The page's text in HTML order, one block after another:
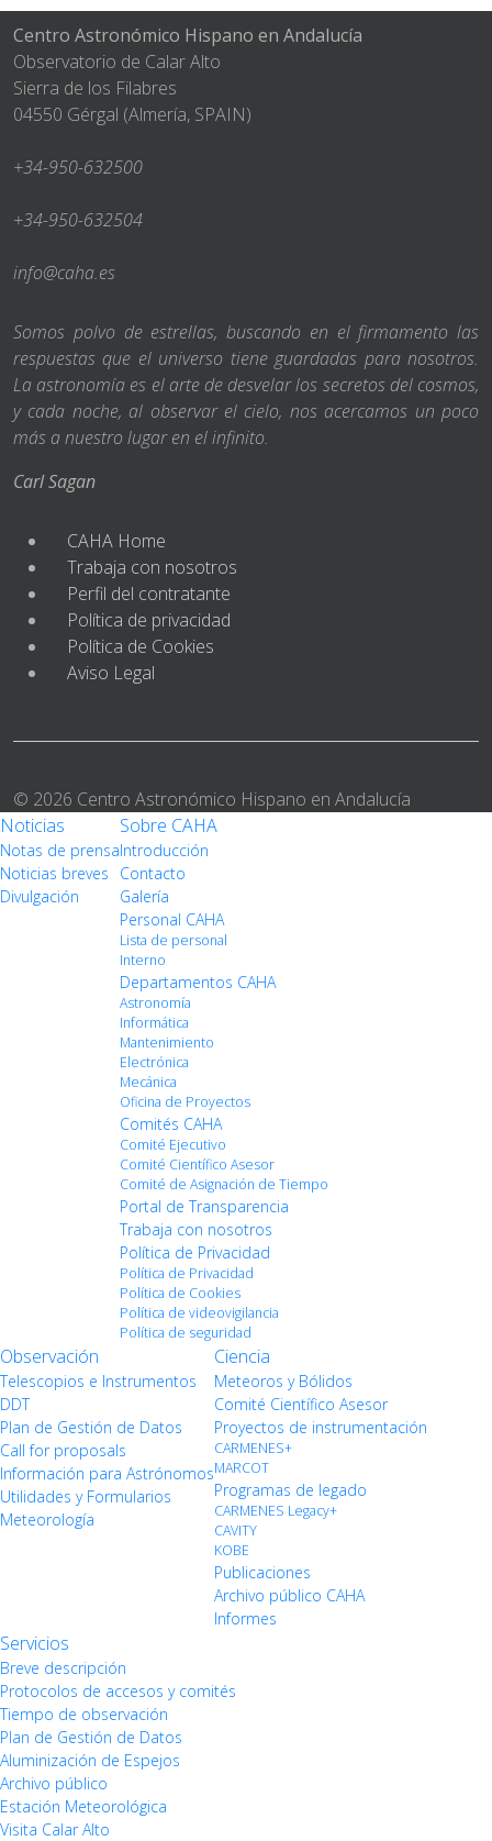
Centro Astronómico Hispano en Andalucía
Observatorio de Calar Alto
Sierra de los Filabres
04550 Gérgal (Almería, SPAIN)
+34-950-632500
+34-950-632504
info@caha.es
Somos polvo de estrellas, buscando en el firmamento las
respuestas que el universo tiene guardadas para nosotros.
La astronomía es el arte de desvelar los secretos del cosmos,
y cada noche, al observar el cielo, nos acercamos un poco
más a nuestro lugar en el infinito.
Carl Sagan
CAHA Home
Trabaja con nosotros
Perfil del contratante
Política de privacidad
Política de Cookies
Aviso Legal
© 2026 Centro Astronómico Hispano en Andalucía
Noticias
Notas de prensa
Noticias breves
Divulgación
Sobre CAHA
Introducción
Contacto
Galería
Personal CAHA
Lista de personal
Interno
Departamentos CAHA
Astronomía
Informática
Mantenimiento
Electrónica
Mecánica
Oficina de Proyectos
Comités CAHA
Comité Ejecutivo
Comité Científico Asesor
Comité de Asignación de Tiempo
Portal de Transparencia
Trabaja con nosotros
Política de Privacidad
Política de Privacidad
Política de Cookies
Política de videovigilancia
Política de seguridad
Observación
Telescopios e Instrumentos
DDT
Plan de Gestión de Datos
Call for proposals
Información para Astrónomos
Utilidades y Formularios
Meteorología
Ciencia
Meteoros y Bólidos
Comité Científico Asesor
Proyectos de instrumentación
CARMENES+
MARCOT
Programas de legado
CARMENES Legacy+
CAVITY
KOBE
Publicaciones
Archivo público CAHA
Informes
Servicios
Breve descripción
Protocolos de accesos y comités
Tiempo de observación
Plan de Gestión de Datos
Aluminización de Espejos
Archivo público
Estación Meteorológica
Visita Calar Alto